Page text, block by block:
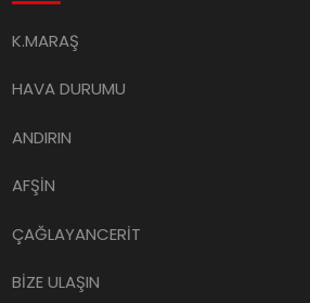
K.MARAŞ
HAVA DURUMU
ANDIRIN
AFŞİN
ÇAĞLAYANCERİT
BİZE ULAŞIN